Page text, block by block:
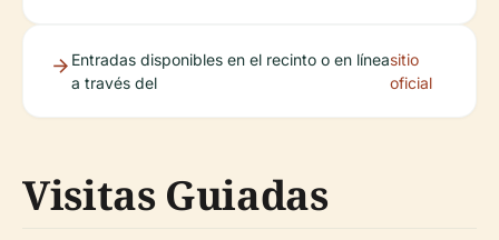
Entradas disponibles en el recinto o en línea
a través del
sitio
oficial
Visitas Guiadas